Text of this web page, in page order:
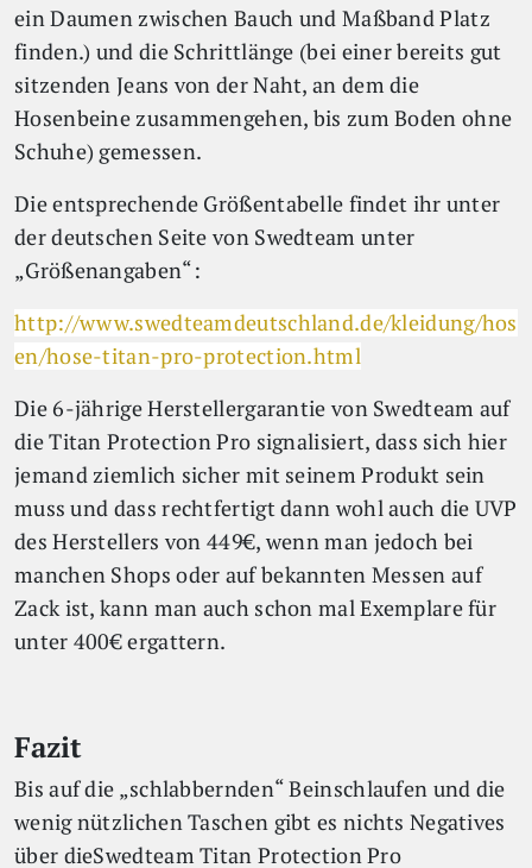
ein Daumen zwischen Bauch und Maßband Platz
finden.) und die Schrittlänge (bei einer bereits gut
sitzenden Jeans von der Naht, an dem die
Hosenbeine zusammengehen, bis zum Boden ohne
Schuhe) gemessen.
Die entsprechende Größentabelle findet ihr unter
der deutschen Seite von Swedteam unter
„Größenangaben“:
http://www.swedteamdeutschland.de/kleidung/hos
en/hose-titan-pro-protection.html
Die 6-jährige Herstellergarantie von Swedteam auf
die Titan Protection Pro signalisiert, dass sich hier
jemand ziemlich sicher mit seinem Produkt sein
muss und dass rechtfertigt dann wohl auch die UVP
des Herstellers von 449€, wenn man jedoch bei
manchen Shops oder auf bekannten Messen auf
Zack ist, kann man auch schon mal Exemplare für
unter 400€ ergattern.
Fazit
Bis auf die „schlabbernden“ Beinschlaufen und die
wenig nützlichen Taschen gibt es nichts Negatives
über dieSwedteam Titan Protection Pro